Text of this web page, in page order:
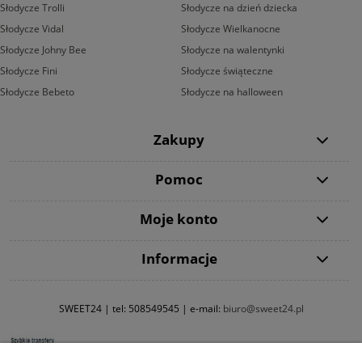
Słodycze Trolli
Słodycze Vidal
Słodycze Johny Bee
Słodycze Fini
Słodycze Bebeto
Słodycze na dzień dziecka
Słodycze Wielkanocne
Słodycze na walentynki
Słodycze świąteczne
Słodycze na halloween
Zakupy
Pomoc
Moje konto
Informacje
SWEET24 | tel: 508549545 | e-mail: biuro@sweet24.pl